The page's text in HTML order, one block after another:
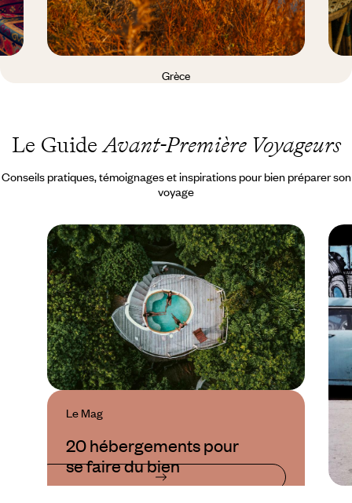
Grèce
Le GuideAvant-Première Voyageurs
Conseils pratiques, témoignages et inspirations pour bien préparer son
voyage
Le Mag
20 hébergements pour
se faire du bien